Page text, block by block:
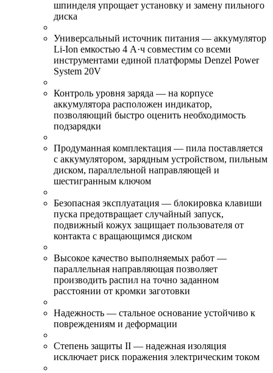
шпинделя упрощает установку и замену пильного
диска
Универсальный источник питания — аккумулятор
Li-Ion емкостью 4 А·ч совместим со всеми
инструментами единой платформы Denzel Power
System 20V
Контроль уровня заряда — на корпусе
аккумулятора расположен индикатор,
позволяющий быстро оценить необходимость
подзарядки
Продуманная комплектация — пила поставляется
с аккумулятором, зарядным устройством, пильным
диском, параллельной направляющей и
шестигранным ключом
Безопасная эксплуатация — блокировка клавиши
пуска предотвращает случайный запуск,
подвижный кожух защищает пользователя от
контакта с вращающимся диском
Высокое качество выполняемых работ —
параллельная направляющая позволяет
производить распил на точно заданном
расстоянии от кромки заготовки
Надежность — стальное основание устойчиво к
повреждениям и деформации
Степень защиты II — надежная изоляция
исключает риск поражения электрическим током